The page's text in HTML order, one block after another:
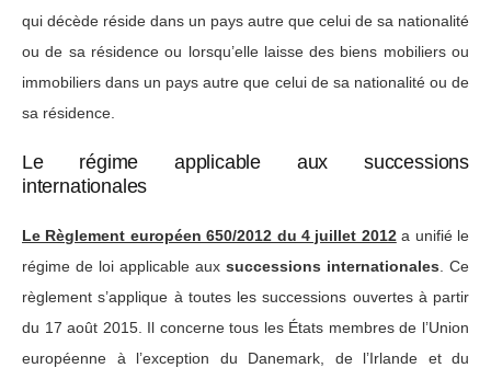
qui décède réside dans un pays autre que celui de sa nationalité
ou de sa résidence ou lorsqu’elle laisse des biens mobiliers ou
immobiliers dans un pays autre que celui de sa nationalité ou de
sa résidence.
Le régime applicable aux successions
internationales
Le Règlement européen 650/2012 du 4 juillet 2012a unifié le
régime de loi applicable aux successions internationales . Ce
règlement s’applique à toutes les successions ouvertes à partir
du 17 août 2015. Il concerne tous les États membres de l’Union
européenne à l’exception du Danemark, de l’Irlande et du